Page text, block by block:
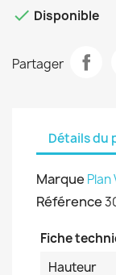
 Disponible
Partager
Détails du
Marque Plan
Référence
Fiche
Hauteur